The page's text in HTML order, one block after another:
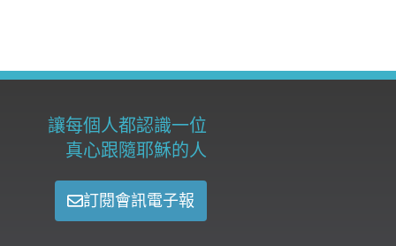
讓每個人都認識一位
真心跟隨耶穌的人
訂閱會訊電子報